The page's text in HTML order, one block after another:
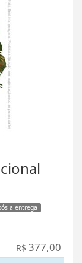
a entrega
R$ 377,00